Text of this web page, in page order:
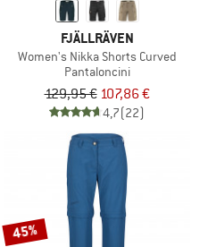
FJÄLLRÄVEN
Women's Nikka Shorts Curved
Pantaloncini
129,95 € 107,86 €
4,7(22)
45%